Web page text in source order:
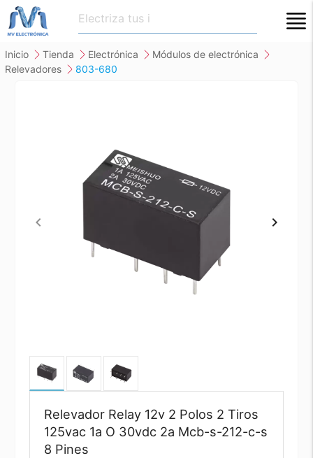
inicio tienda electrónica
módulos de electrónica
relevadores
803-680
Relevador Relay 12v 2 Polos 2 Tiros
125vac 1a O 30vdc 2a Mcb-s-212-c-s
8 Pines